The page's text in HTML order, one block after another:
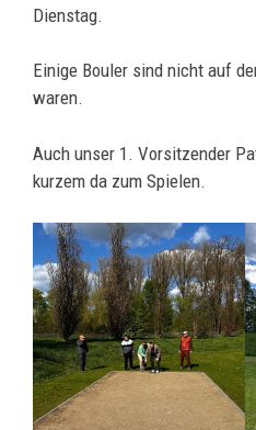
Dienstag.
Einige Bouler sind nicht auf
waren.
Auch unser 1. Vorsitzender
kurzem da zum Spielen.